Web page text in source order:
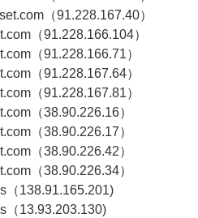
（91.228.167.40）
（91.228.166.104）
（91.228.166.71）
（91.228.167.64）
（91.228.167.81）
（38.90.226.16）
（38.90.226.17）
（38.90.226.42）
（38.90.226.34）
（138.91.165.201)
（13.93.203.130)